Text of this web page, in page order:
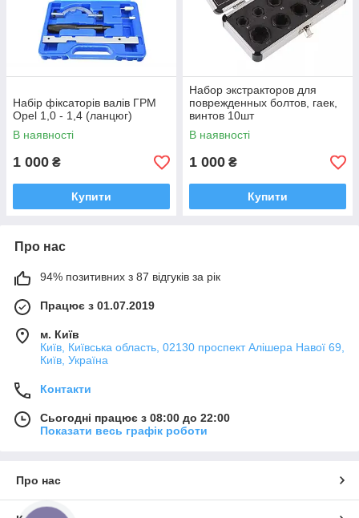
Набір фіксаторів валів ГРМ
Opel 1,0 - 1,4 (ланцюг)
В наявності
1 000 ₴
Купити
Набор экстракторов для
поврежденных болтов, гаек,
винтов 10шт
В наявності
1 000 ₴
Купити
Про нас
94% позитивних з 87 відгуків за рік
Працює з 01.07.2019
м. Київ
Київ, Київська область, 02130 проспект Алішера Навої 69,
Київ, Україна
Контакти
Сьогодні працює з 08:00 до 22:00
Показати весь графік роботи
Про нас